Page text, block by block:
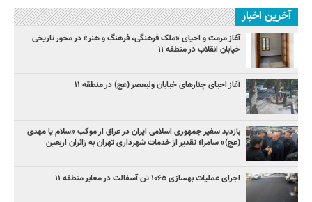
آخرین اخبار
آغاز مرمت و احیای «ملک فرهنگی، فرهنگ و هنر» در محور تاریخی
خیابان انقلاب در منطقه ۱۱
آغاز احیای چنارهای خیابان ولیعصر (عج) در منطقه ۱۱
بازدید سفیر جمهوری اسلامی ایران در عراق از موکب «سلام یا مهدی
(عج)» سامرا؛ تقدیر از خدمات شهرداری تهران به زائران اربعین
اجرای عملیات بهسازی ۱۰۶۵ تن آسفالت در معابر منطقه ۱۱